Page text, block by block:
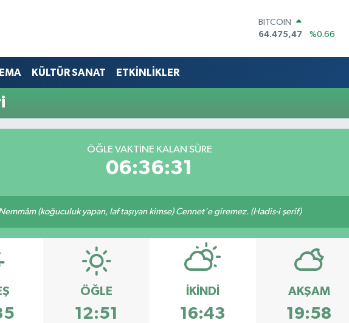
BITCOIN
64.475,47
%0.66
47,5971
%0.05
GRAM ALTIN
6527.85
%0.54
KÜLTÜR SANAT ETKİNLİKLER
ÖĞLE VAKTINE KALAN SÜRE
06:36:30
(koğuculuk yapan, laf taşıyan kimse) Cennet'e giremez. (Hadis-i şerif)
ÖĞLE
12:51
İKINDI
16:43
AKŞAM
19:58